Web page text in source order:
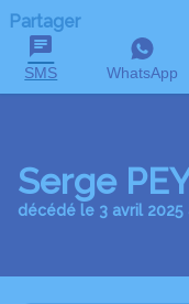
Partager
SMS WhatsApp
Serge
décédé le 3 avril 2025